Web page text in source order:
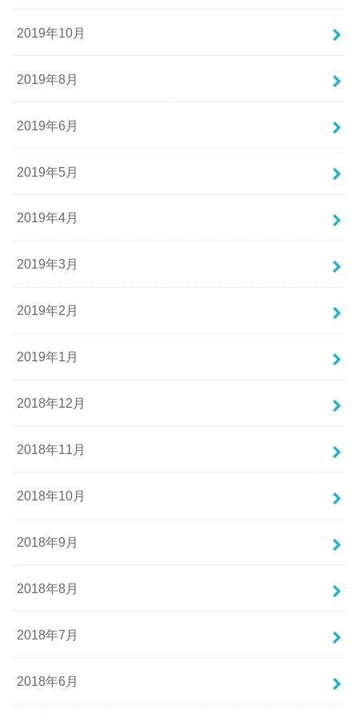
2019年10月
2019年8月
2019年6月
2019年5月
2019年4月
2019年3月
2019年2月
2019年1月
2018年12月
2018年11月
2018年10月
2018年9月
2018年8月
2018年7月
2018年6月